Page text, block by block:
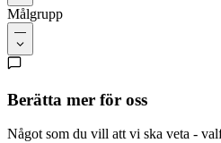
Målgrupp
—
Berätta mer för oss
Något som du vill att vi ska veta -